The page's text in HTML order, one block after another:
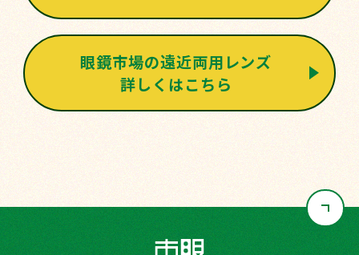
眼鏡市場の遠近両用レンズ
詳しくはこちら